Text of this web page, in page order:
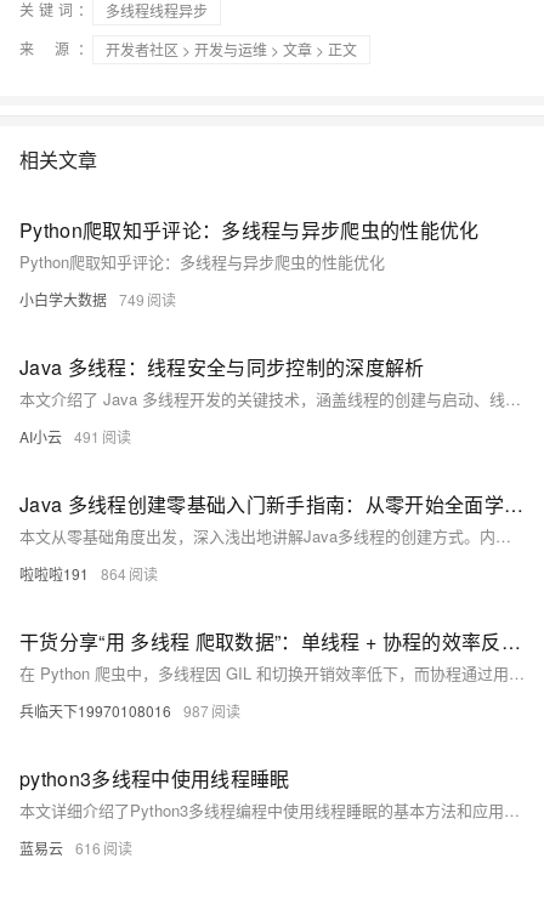
关键词：
多线程线程异步
来 源：
开发者社区 > 开发与运维 > 文章 > 正文
相关文章
Python爬取知乎评论：多线程与异步爬虫的性能优化
Python爬取知乎评论：多线程与异步爬虫的性能优化
小白学大数据 749
Java 多线程：线程安全与同步控制的深度解析
本文介绍了 Java 多线程开发的关键技术，涵盖线程的创建与启动、线程安全问题及其解决方案，包括 synchronized 关键字、原子类和线程间通信机制。通过示例代码讲解了多线程编程中的常见问题与优化方法，帮助开发者提升程序性能与稳定性。
AI小云 491
Java 多线程创建零基础入门新手指南：从零开始全面学习多线程创建方法
本文从零基础角度出发，深入浅出地讲解Java多线程的创建方式。内容涵盖继承`Thread`类、实现`Runnable`接口、使用`Callable`和`Future`接口以及线程池的创建与管理等核心知识点。通过代码示例与应用场景分析，帮助读者理解每种方式的特点及适用场景，理论结合实践，轻松掌握Java多线程编程 essentials。
啦啦啦191 864
干货分享“用 多线程 爬取数据”：单线程 + 协程的效率反超 3 倍，这才是 Python 异步的正确打开方式
在 Python 爬虫中，多线程因 GIL 和切换开销效率低下，而协程通过用户态调度实现高并发，大幅提升爬取效率。本文详解协程原理、实战对比多线程性能，并提供最佳实践，助你掌握异步爬虫核心技术。
兵临天下19970108016 987
python3多线程中使用线程睡眠
本文详细介绍了Python3多线程编程中使用线程睡眠的基本方法和应用场景。通过 `time.sleep()`函数，可以使线程暂停执行一段指定的时间，从而控制线程的执行节奏。通过实际示例演示了如何在多线程中使用线程睡眠来实现计数器和下载器功能。希望本文能帮助您更好地理解和应用Python多线程编程，提高程序的并发能力和执行效率。
蓝易云 616